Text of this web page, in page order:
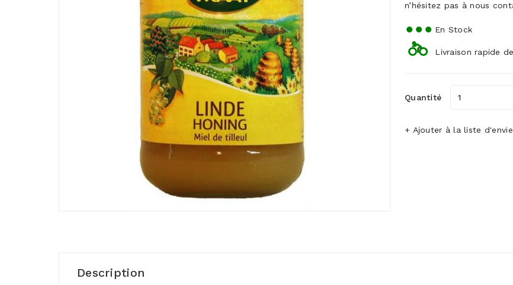
n’hésitez pas à nous
En Stock
Livraison rapide
Quantité
+ Ajouter à la liste
Description